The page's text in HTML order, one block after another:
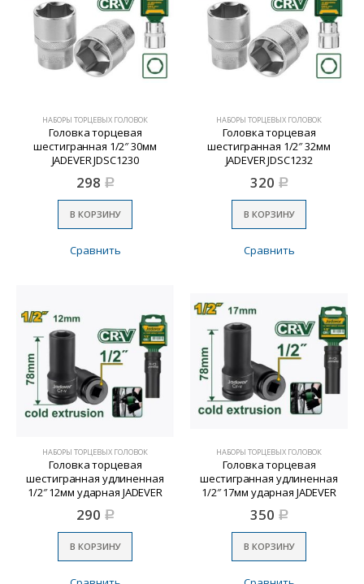
НАБОРЫ ТОРЦЕВЫХ ГОЛОВОК
Головка торцевая
шестигранная 1/2″ 30мм
JADEVER JDSC1230
298 Р
В КОРЗИНУ
Сравнить
НАБОРЫ ТОРЦЕВЫХ ГОЛОВОК
Головка торцевая
шестигранная 1/2″ 32мм
JADEVER JDSC1232
320 Р
В КОРЗИНУ
Сравнить
НАБОРЫ ТОРЦЕВЫХ ГОЛОВОК
Головка торцевая
шестигранная удлиненная
1/2″ 12мм ударная JADEVER
JDMS3212
290 Р
В КОРЗИНУ
НАБОРЫ ТОРЦЕВЫХ ГОЛОВОК
Головка торцевая
шестигранная удлиненная
1/2″ 17мм ударная JADEVER
JDMS3217
350 Р
В КОРЗИНУ